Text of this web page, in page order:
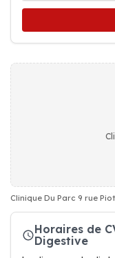
Clinique Du Parc 9 rue
Horaires de
Digestive